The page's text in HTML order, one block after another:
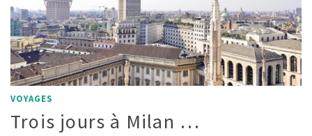
VOYAGES
Trois jours à Milan …